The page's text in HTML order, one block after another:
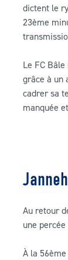
dictent le
23ème
Le FC
grâce à un
cadrer sa
manquée
Au retour
une
À la